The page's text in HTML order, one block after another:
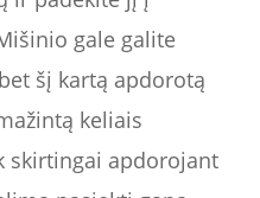
gale galite
šį kartą apdorotą
keliais
skirtingai apdorojant